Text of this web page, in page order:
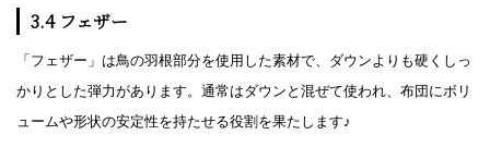
3.4 フェザー
「フェザー」は鳥の羽根部分を使用した素材で、ダウンよりも硬くしっ
かりとした弾力があります。通常はダウンと混ぜて使われ、布団にボリ
ュームや形状の安定性を持たせる役割を果たします♪